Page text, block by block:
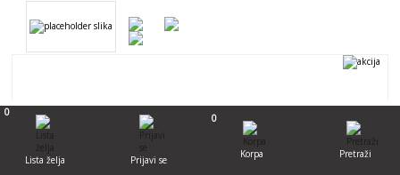
0
Lista želja Prijavi se
0
Korpa Pretraži
template
Template